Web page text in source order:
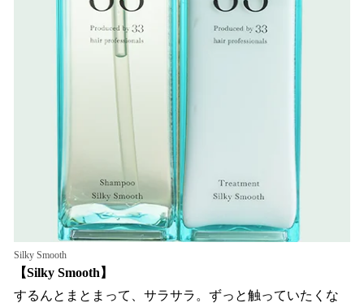
Silky Smooth
【Silky Smooth】
するんとまとまって、サラサラ。ずっと触っていたくな